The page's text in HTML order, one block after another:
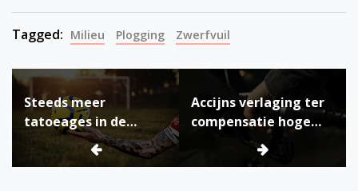
Tagged: Milieu Plogging Zwerfvuil
Bericht
navigatie
Steeds meer
tatoeages in de
voetbalwereld, maar
Accijns verlaging ter
compensatie hoge
brandstofprijzen: In
Zweden gaan ze nog